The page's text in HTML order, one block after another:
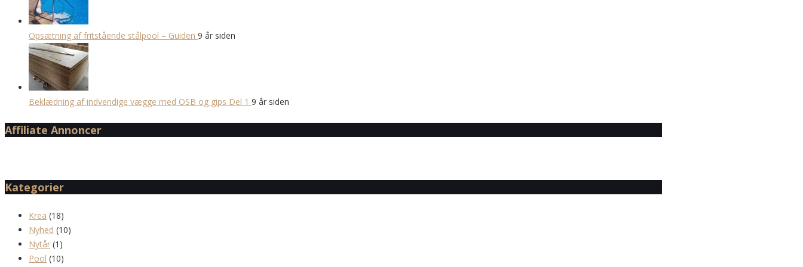
Opsætning af fritstående stålpool – Guiden 9 år siden
Beklædning af indvendige vægge med OSB og gips Del 1 9 år siden
Affiliate Annoncer
Kategorier
Krea (18)
Nyhed (10)
Nytår (1)
Pool (10)